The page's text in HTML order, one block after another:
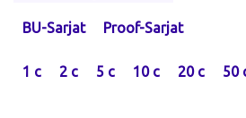
BU-Sarjat Proof-Sarjat
1 c 2 c 5 c 10 c 20 c 50